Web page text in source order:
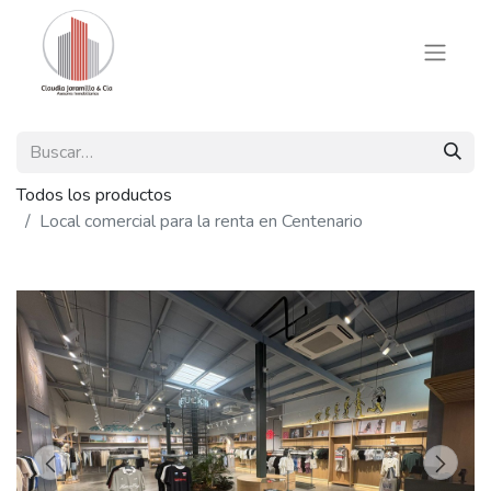
Todos los productos
Local comercial para la renta en Centenario